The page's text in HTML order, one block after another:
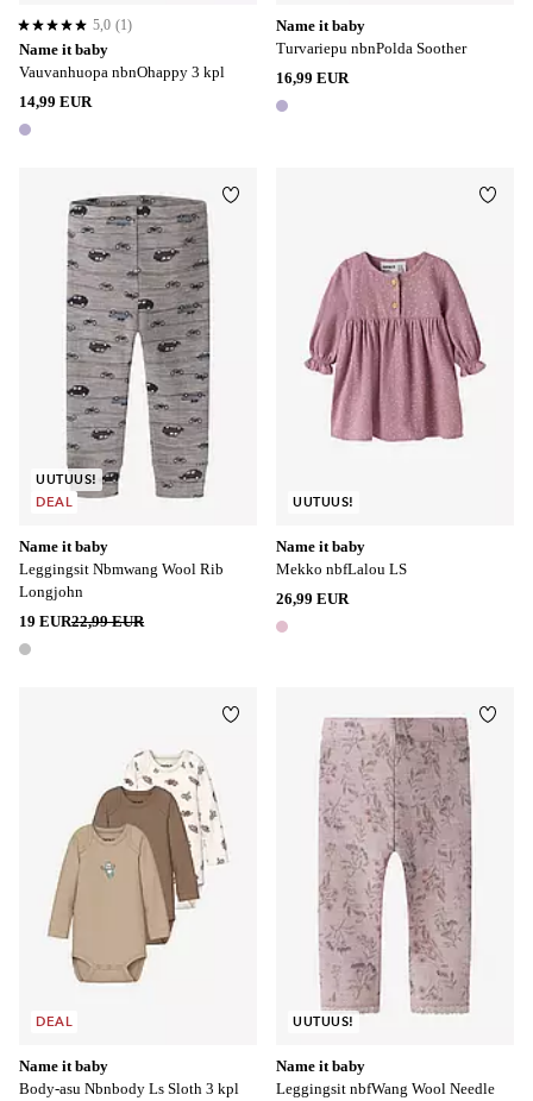
Name it baby
Vauvanhuopa nbnOhappy 3 kpl
14,99 EUR
1 väri
5,0 perustuen 1 arvosanaan
5,0 (1)
Name it baby
Turvariepu nbnPolda Soother
16,99 EUR
1 väri
Name it baby
Leggingsit Nbmwang Wool Rib
Longjohn
19 EUR22,99 EUR
1 väri
UUTUUS!
DEAL
Lisää suosikkeihin
Name it baby
Mekko nbfLalou LS
26,99 EUR
1 väri
UUTUUS!
Name it baby
Body-asu Nbnbody Ls Sloth 3 kpl
DEAL
Lisää suosikkeihin
Name it baby
Leggingsit nbfWang Wool Needle
UUTUUS!